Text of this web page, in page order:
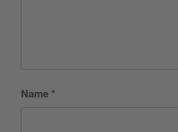
Name *